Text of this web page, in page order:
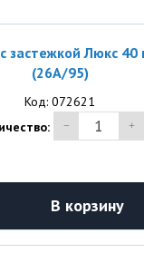
застежкой Люкс 40
(26A/95)
Код: 072621
В корзину